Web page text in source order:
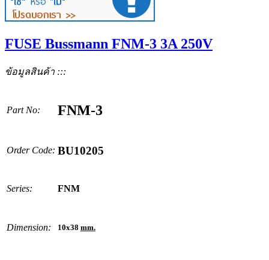
FUSE Bussmann FNM-3 3A 250V
ข้อมูลสินค้า :::
Part No: FNM-3
Order Code: BU10205
Series: FNM
Dimension: 10x38 mm.